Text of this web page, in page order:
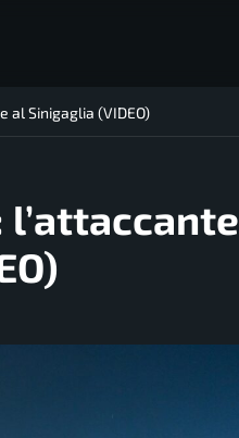
al Sinigaglia (VIDEO)
l’attaccante